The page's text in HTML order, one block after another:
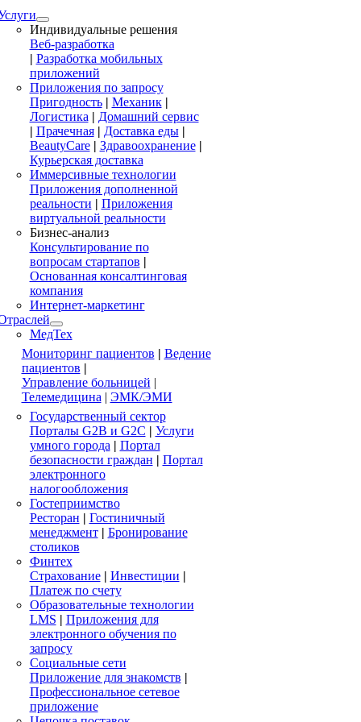
Индивидуальные решения
Веб-разработка
| Разработка мобильных
приложений
Приложения по запросу
Пригодность| Механик|
Логистика| Домашний сервис
| Прачечная | Доставка еды |
BeautyCare | Здравоохранение |
Курьерская доставка
Иммерсивные технологии
Приложения дополненной
реальности | Приложения
виртуальной реальности
Бизнес-анализ
Консультирование по
вопросам стартапов |
Основанная консалтинговая
компания
Интернет-маркетинг
МедТех
Мониторинг пациентов | Ведение
пациентов |
Управление больницей |
Телемедицина| ЭМК/ЭМИ
Государственный сектор
Порталы G2B и G2C | Услуги
умного города| Портал
безопасности граждан | Портал
электронного
налогообложения
Гостеприимство
Ресторан | Гостиничный
менеджмент| Бронирование
столиков
Финтех
Страхование| Инвестиции |
Платеж по счету
Образовательные технологии
LMS | Приложения для
электронного обучения по
запросу
Социальные сети
Приложение для знакомств |
Профессиональное сетевое
приложение